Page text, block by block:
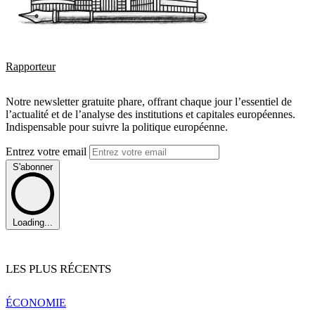
Rapporteur
Notre newsletter gratuite phare, offrant chaque jour l’essentiel de
l’actualité et de l’analyse des institutions et capitales européennes.
Indispensable pour suivre la politique européenne.
Entrez votre email
S'abonner
Loading...
LES PLUS RÉCENTS
ÉCONOMIE